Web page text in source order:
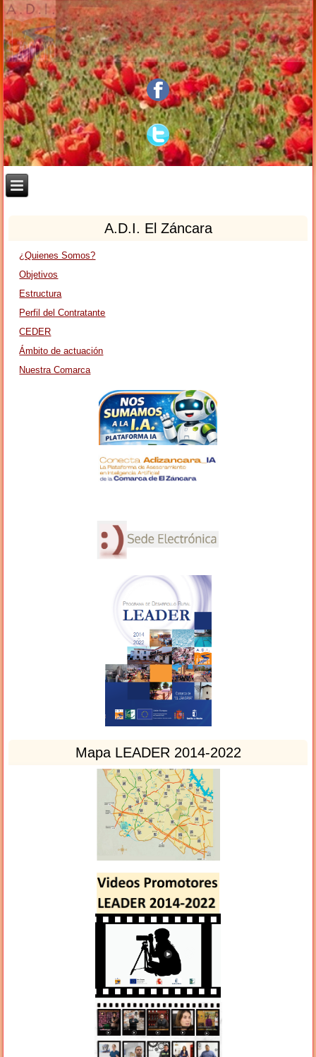
A.D.I. El Záncara
¿Quienes Somos?
Objetivos
Estructura
Perfil del Contratante
CEDER
Ámbito de actuación
Nuestra Comarca
Mapa LEADER 2014-2022